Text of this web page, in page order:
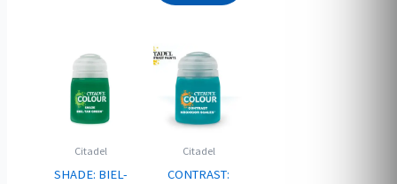
Citadel
SHADE: BIEL-
Citadel
CONTRAST: